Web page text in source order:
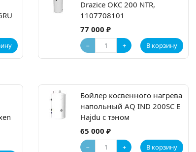
Drazice ОКС 200 NTR,
1107708101
77 000 ₽
− + В корзину
Бойлер косвенного нагрева
напольный AQ IND 200SC E
Hajdu с тэном
65 000 ₽
− + В корзину